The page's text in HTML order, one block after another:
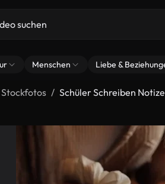
Menschen Liebe &
Schüler Schreiben